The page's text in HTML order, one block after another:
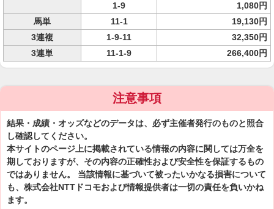
1-9
1,080円
馬単
11-1
19,130円
3連複
1-9-11
32,350円
3連単
11-1-9 266,400円
注意事項
結果・成績・オッズなどのデータは、必ず主催者発行のものと照合
し確認してください。
本サイトのページ上に掲載されている情報の内容に関しては万全を
期しておりますが、その内容の正確性および安全性を保証するもの
ではありません。 当該情報に基づいて被ったいかなる損害について
も、株式会社NTTドコモおよび情報提供者は一切の責任を負いかね
ます。